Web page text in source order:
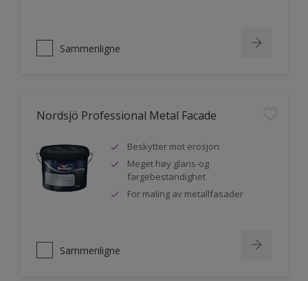
Sammenligne
Nordsjö Professional Metal Facade
Beskytter mot erosjon
Meget høy glans-og
fargebestandighet
For maling av metallfasader
Sammenligne